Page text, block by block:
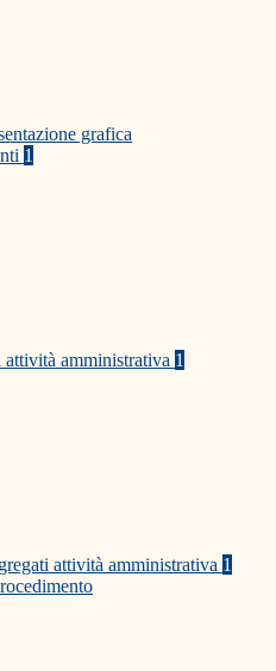
grafica
1
attività amministrativa 1
attività amministrativa 1